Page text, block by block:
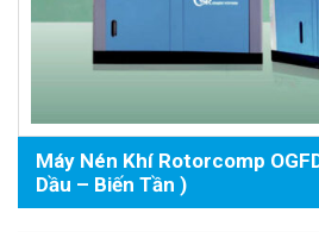
Máy Nén Khí Rotorcomp
Dầu – Biến Tần )